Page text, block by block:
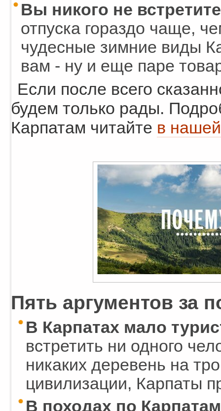
Вы никого не
отпуска гораздо чаще,
чудесные зимние виды
вам - ну и еще паре
Если после всего
будем только рады.
Карпатам читайте в
Пять аргументов за
В Карпатах мало
встретить ни одного
никаких деревень на
цивилизации, Карпаты
В походах по